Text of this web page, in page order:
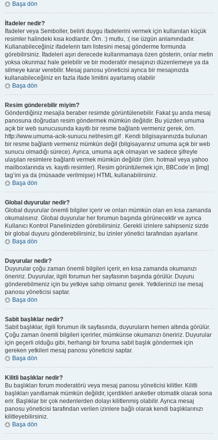
Başa dön
İfadeler nedir?
İfadeler veya Semboller, belirli duygu ifadelerini vermek için kullanılan küçük
resimler halindeki kısa kodlardır. Örn. :) mutlu, :( ise üzgün anlamındadır.
Kullanabileceğiniz ifadelerin tam listesini mesaj gönderme formunda
görebilirsiniz. İfadeleri aşırı derecede kullanmamaya özen gösterin, onlar metin
yoksa okunmaz hale gelebilir ve bir moderatör mesajınızı düzenlemeye ya da
silmeye karar verebilir. Mesaj panosu yöneticisi ayrıca bir mesajınızda
kullanabileceğiniz en fazla ifade limitini ayarlamış olabilir
Başa dön
Resim gönderebilir miyim?
Gönderdiğiniz mesajla beraber resimde görüntülenebilir. Fakat şu anda mesaj
panosuna doğrudan resim göndermek mümkün değildir. Bu yüzden umuma
açık bir web sunucusunda kayıtlı bir resme bağlantı vermeniz gerek, örn.
http://www.umuma-acik-sunucu.net/resim.gif . Kendi bilgisayarınızda bulunan
bir resme bağlantı vermeniz mümkün değil (bilgisayarınız umuma açık bir web
sunucu olmadığı sürece). Ayrıca, umuma açık olmayan ve sadece şifreyle
ulaşılan resimlere bağlantı vermek mümkün değildir (örn. hotmail veya yahoo
mailboxlarında vs. kayıtlı resimler). Resim görüntülemek için, BBCode’ın [img]
tag’ini ya da (müsaade verilmişse) HTML kullanabilirsiniz.
Başa dön
Global duyurular nedir?
Global duyurular önemli bilgiler içerir ve onları mümkün olan en kısa zamanda
okumalısınız. Global duyurular her forumun başında görünecektir ve ayrıca
Kullanıcı Kontrol Panelinizden görebilirsiniz. Gerekli izinlere sahipseniz sizde
bir global duyuru gönderebilirsiniz, bu izinler yönetici tarafından ayarlanır.
Başa dön
Duyurular nedir?
Duyurular çoğu zaman önemli bilgileri içerir, en kısa zamanda okumanızı
öneririz. Duyurular, ilgili forumun her sayfasının başında görülür. Duyuru
gönderebilmeniz için bu yetkiye sahip olmanız gerek. Yetkilerinizi ise mesaj
panosu yöneticisi saptar.
Başa dön
Sabit başlıklar nedir?
Sabit başlıklar, ilgili forumun ilk sayfasında, duyuruların hemen altında görülür.
Çoğu zaman önemli bilgileri içerirler, mümkünse okumanızı öneririz. Duyurular
için geçerli olduğu gibi, herhangi bir foruma sabit başlık göndermek için
gereken yetkileri mesaj panosu yöneticisi saptar.
Başa dön
Kilitli başlıklar nedir?
Bu başlıkları forum moderatörü veya mesaj panosu yöneticisi kilitler. Kilitli
başlıkları yanıtlamak mümkün değildir, içerdikleri anketler otomatik olarak sona
erir. Başlıklar bir çok nedenlerden dolayı kilitlenmiş olabilir. Ayrıca mesaj
panosu yöneticisi tarafından verilen izinlere bağlı olarak kendi başlıklarınızı
kilitleyebilirsiniz.
Başa dön